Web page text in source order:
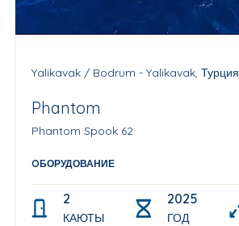
Yalikavak / Bodrum - Yalikavak, Турция
Phantom
Phantom Spook 62
OБОРУДОВАНИЕ
2
КАЮТЫ
2025
ГОД